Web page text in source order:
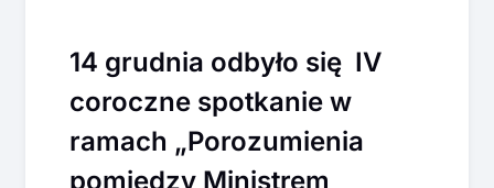
14 grudnia odbyło się IV
coroczne spotkanie w
ramach „Porozumienia
pomiędzy Ministrem